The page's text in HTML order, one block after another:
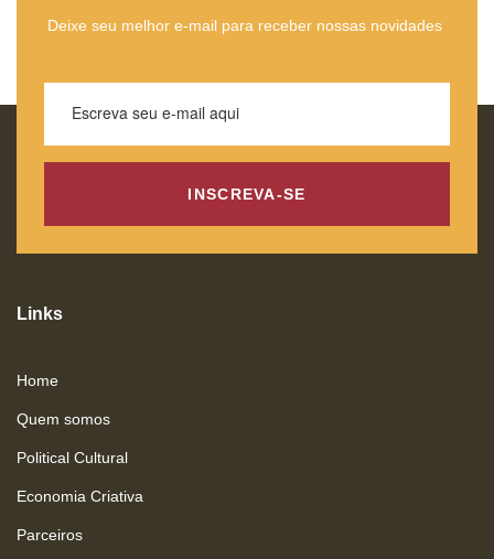
Deixe seu melhor e-mail para receber nossas novidades
INSCREVA-SE
Links
Home
Quem somos
Political Cultural
Economia Criativa
Parceiros